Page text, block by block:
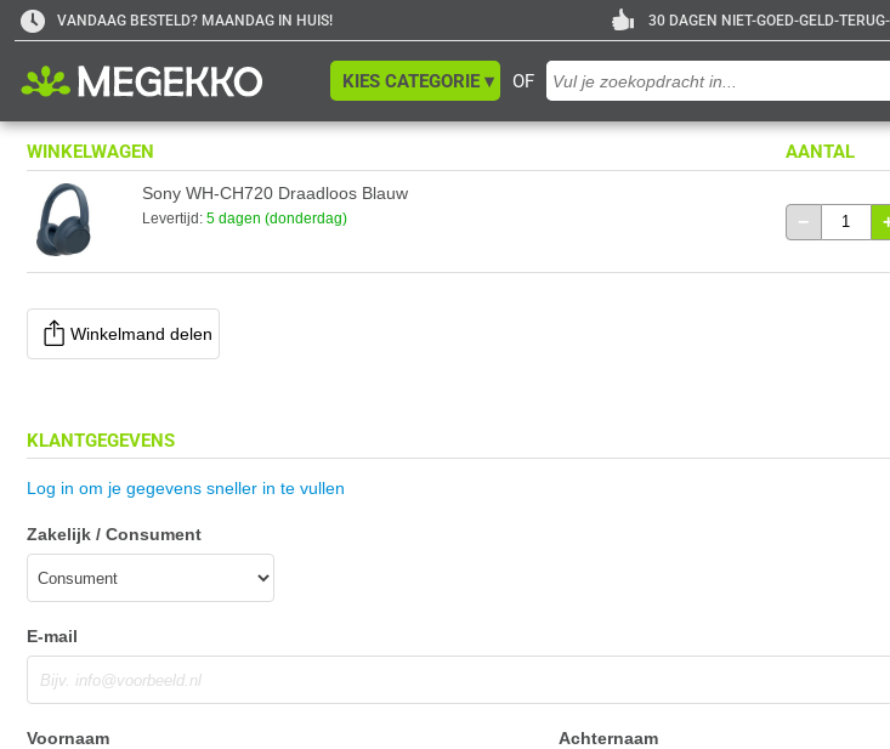
VANDAAG BESTELD? MAANDAG IN HUIS! 30 DAGEN NIET-GOED-GELD-
OF
KIES CATEGORIE ▾
WINKELWAGEN AANTAL
Sony WH-CH720 Draadloos Blauw
Levertijd: 5 dagen (donderdag) −
Winkelmand delen
KLANTGEGEVENS
Log in om je gegevens sneller in te vullen
Zakelijk / Consument
E-mail
Voornaam Achternaam